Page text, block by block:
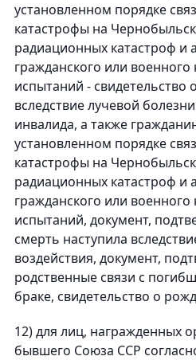
установленном порядке
катастрофы на
радиационных катастроф и
гражданского или
испытаний - свидетельство
вследствие лучевой
инвалида, а также
установленном порядке
катастрофы на
радиационных катастроф и
гражданского или
испытаний, документ,
смерть наступила
воздействия, документ,
родственные связи с
браке, свидетельство о
12) для лиц, награжденных
бывшего Союза ССР